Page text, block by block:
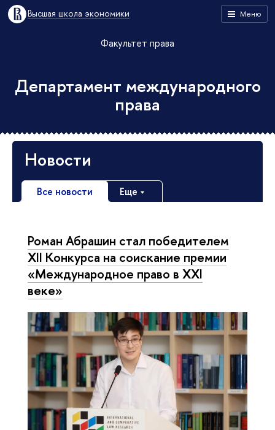
Меню
Высшая школа экономики
Факультет права
Департамент международного
права
Новости
Все новости Еще
Роман Абрашин стал победителем
XII Конкурса на соискание премии
«Международное право в XXI
веке»